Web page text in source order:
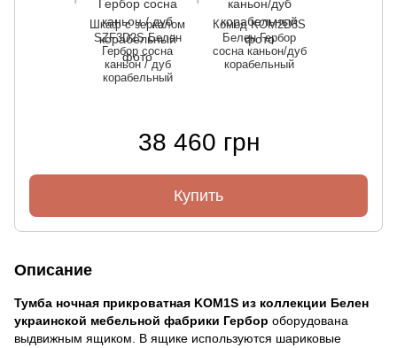
Шкаф с зеркалом
SZF3D2S Белен
Гербор сосна
каньон / дуб
корабельный
Комод KOM2D3S
Белен Гербор
сосна каньон/дуб
корабельный
38 460 грн
Купить
Описание
Тумба ночная прикроватная KOM1S из коллекции Белен
украинской мебельной фабрики Гербор оборудована
выдвижным ящиком. В ящике используются шариковые